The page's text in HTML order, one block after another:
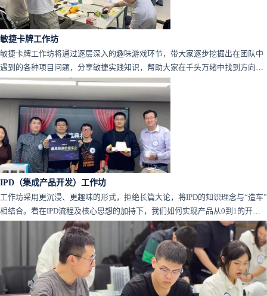
敏捷卡牌工作坊
敏捷卡牌工作坊将通过逐层深入的趣味游戏环节，带大家逐步挖掘出在团队中
遇到的各种项目问题，分享敏捷实践知识，帮助大家在千头万绪中找到方向，
组织管理好团队，挖掘项目管理的优秀解决方案！
IPD（集成产品开发）工作坊
工作坊采用更沉浸、更趣味的形式，拒绝长篇大论，将IPD的知识理念与“造车”
相结合。看在IPD流程及核心思想的加持下，我们如何实现产品从0到1的开